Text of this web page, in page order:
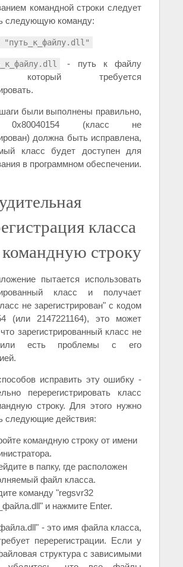
командной строки следует
следующую команду:
"путь_к_файлу.dll"
- путь к файлу
который требуется
были выполнены правильно,
0x80040154 (класс не
должна быть исправлена,
класс будет доступен для
в программном обеспечении.
класса
командную строку
пытается использовать
класс и получает
не зарегистрирован" с кодом
(или 2147221164), это может
зарегистрированный класс не
есть проблемы с его
исправить эту ошибку -
перерегистрировать класс
строку. Для этого нужно
следующие действия:
командную строку от имени
в папку, где расположен
файл класса.
команду "regsvr32
и нажмите Enter.
- это имя файла класса,
перерегистрации. Если у
структура с зависимыми